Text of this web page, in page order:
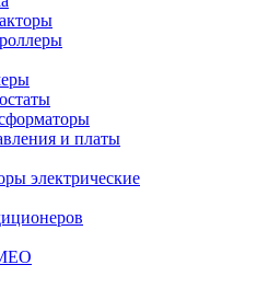
и платы
электрические